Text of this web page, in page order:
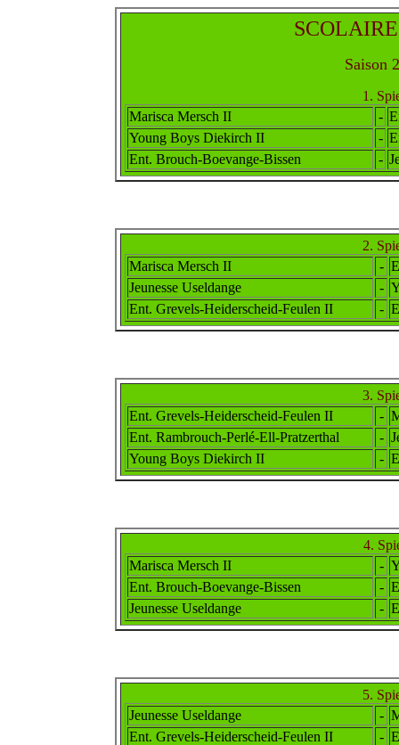
Saison
1.
Marisca Mersch II
-
Young Boys Diekirch II
-
Ent. Brouch-Boevange-Bissen
-
2.
Marisca Mersch II
-
Jeunesse Useldange
-
Ent. Grevels-Heiderscheid-Feulen II -
3.
Ent. Grevels-Heiderscheid-Feulen II -
Ent. Rambrouch-Perlé-Ell-Pratzerthal -
Young Boys Diekirch II
-
4.
Marisca Mersch II
-
Ent. Brouch-Boevange-Bissen
-
Jeunesse Useldange
-
5.
Jeunesse Useldange
-
Ent. Grevels-Heiderscheid-Feulen II -